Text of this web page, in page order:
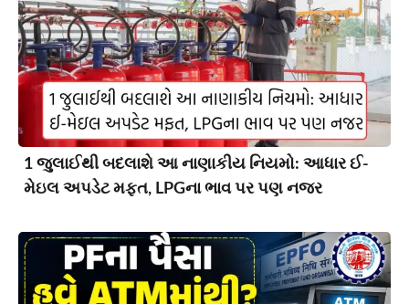
1 જુલાઈથી બદલાશે આ નાણાકીય નિયમો: આધાર ઈ-
મેઇલ અપડેટ મફત, LPGના ભાવ પર પણ નજર